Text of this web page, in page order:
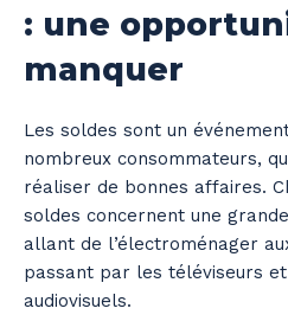
: une
manquer
Les soldes sont un
nombreux consommateurs,
réaliser de bonnes affaires.
soldes concernent une
allant de l’électroménager
passant par les téléviseurs
audiovisuels.